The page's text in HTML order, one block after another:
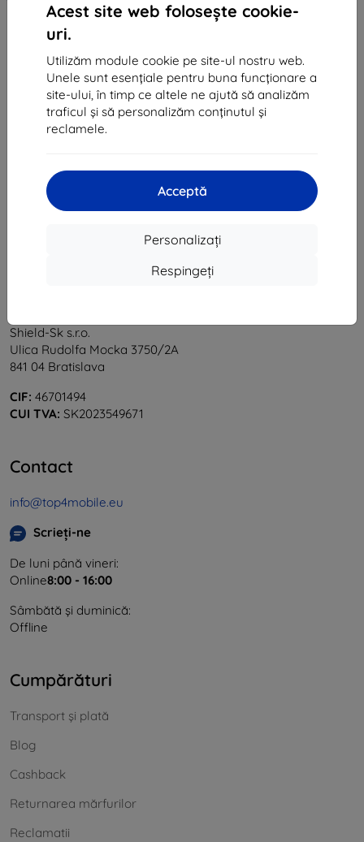
Acest site web folosește cookie-
uri.
Utilizăm module cookie pe site-ul nostru web.
Unele sunt esențiale pentru buna funcționare a
site-ului, în timp ce altele ne ajută să analizăm
traficul și să personalizăm conținutul și
reclamele.
Acceptă
Personalizați
Respingeți
99 lei
89 lei
În stoc 4 buc
48 lei
1
Shield-Sk s.r.o.
Ulica Rudolfa Mocka 3750/2A
841 04 Bratislava
CIF: 46701494
CUI TVA: SK2023549671
Contact
info@top4mobile.eu
Scrieți-ne
De luni până vineri:
Online8:00 - 16:00
Sâmbătă și duminică:
Offline
Cumpărături
Transport și plată
Blog
Cashback
Returnarea mărfurilor
Reclamatii